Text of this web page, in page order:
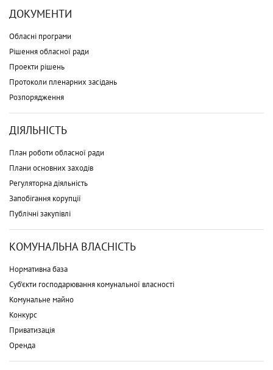
ДОКУМЕНТИ
Обласні програми
Рішення обласної ради
Проекти рішень
Протоколи пленарних засідань
Розпорядження
ДІЯЛЬНІСТЬ
План роботи обласної ради
Плани основних заходів
Регуляторна діяльність
Запобігання корупції
Публічні закупівлі
КОМУНАЛЬНА ВЛАСНІСТЬ
Нормативна база
Суб'єкти господарювання комунальної власності
Комунальне майно
Конкурс
Приватизація
Оренда